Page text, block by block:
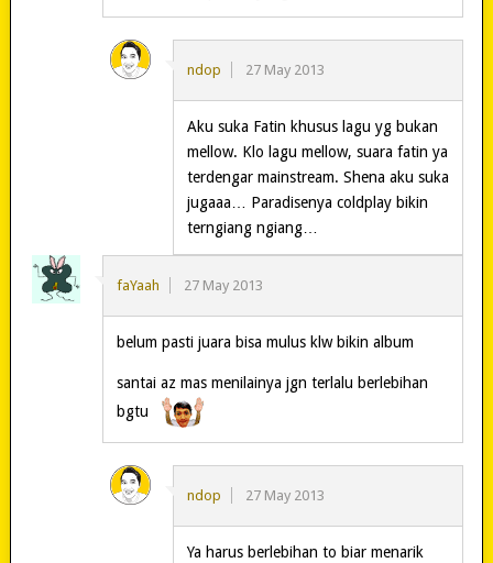
ndop 27 May 2013
Aku suka Fatin khusus lagu yg bukan
mellow. Klo lagu mellow, suara fatin ya
terdengar mainstream. Shena aku suka
jugaaa… Paradisenya coldplay bikin
terngiang ngiang…
faYaah 27 May 2013
belum pasti juara bisa mulus klw bikin album
santai az mas menilainya jgn terlalu berlebihan
bgtu
ndop 27 May 2013
Ya harus berlebihan to biar menarik